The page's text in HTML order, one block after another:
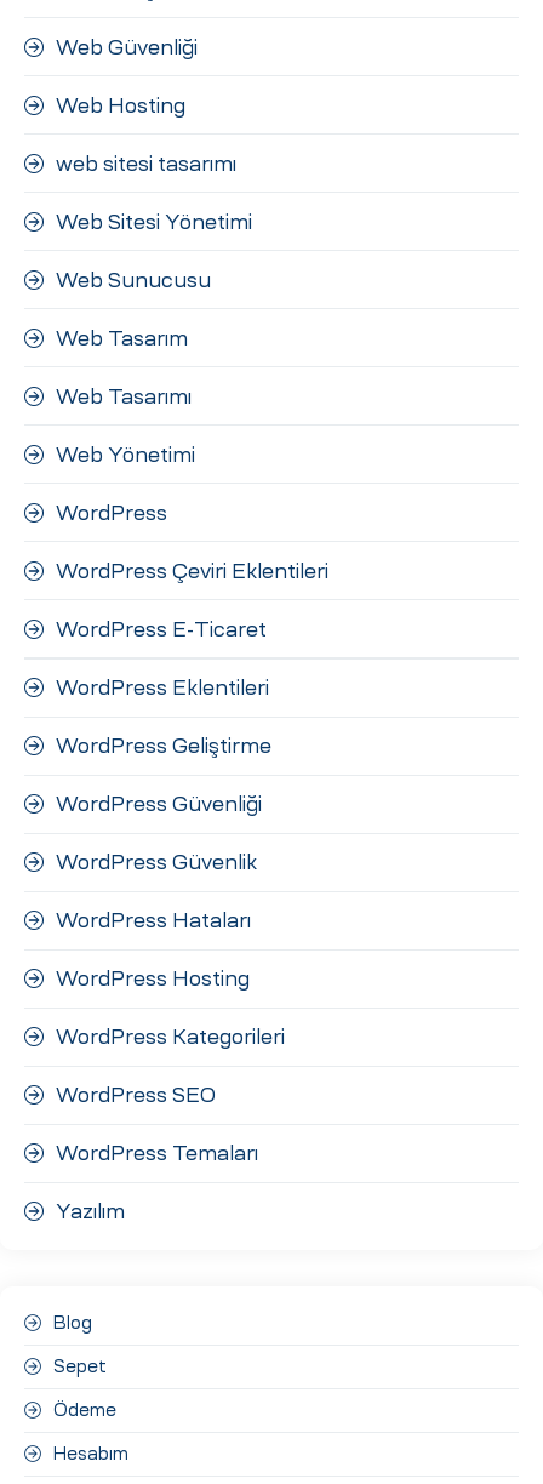
Web Güvenliği
Web Hosting
web sitesi tasarımı
Web Sitesi Yönetimi
Web Sunucusu
Web Tasarım
Web Tasarımı
Web Yönetimi
WordPress
WordPress Çeviri Eklentileri
WordPress E-Ticaret
WordPress Eklentileri
WordPress Geliştirme
WordPress Güvenliği
WordPress Güvenlik
WordPress Hataları
WordPress Hosting
WordPress Kategorileri
WordPress SEO
WordPress Temaları
Yazılım
Blog
Sepet
Ödeme
Hesabım